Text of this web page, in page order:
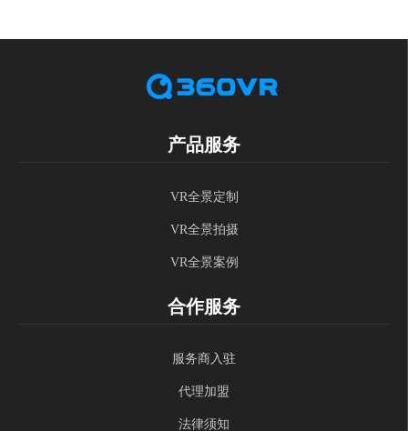
产品服务
VR全景定制
VR全景拍摄
VR全景案例
合作服务
服务商入驻
代理加盟
法律须知